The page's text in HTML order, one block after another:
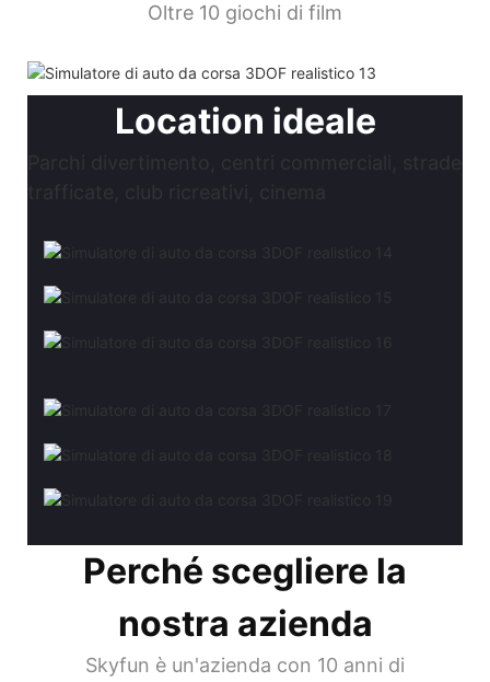
Oltre 10 giochi di film
Location ideale
Perché scegliere la
nostra azienda
Skyfun è un'azienda con 10 anni di